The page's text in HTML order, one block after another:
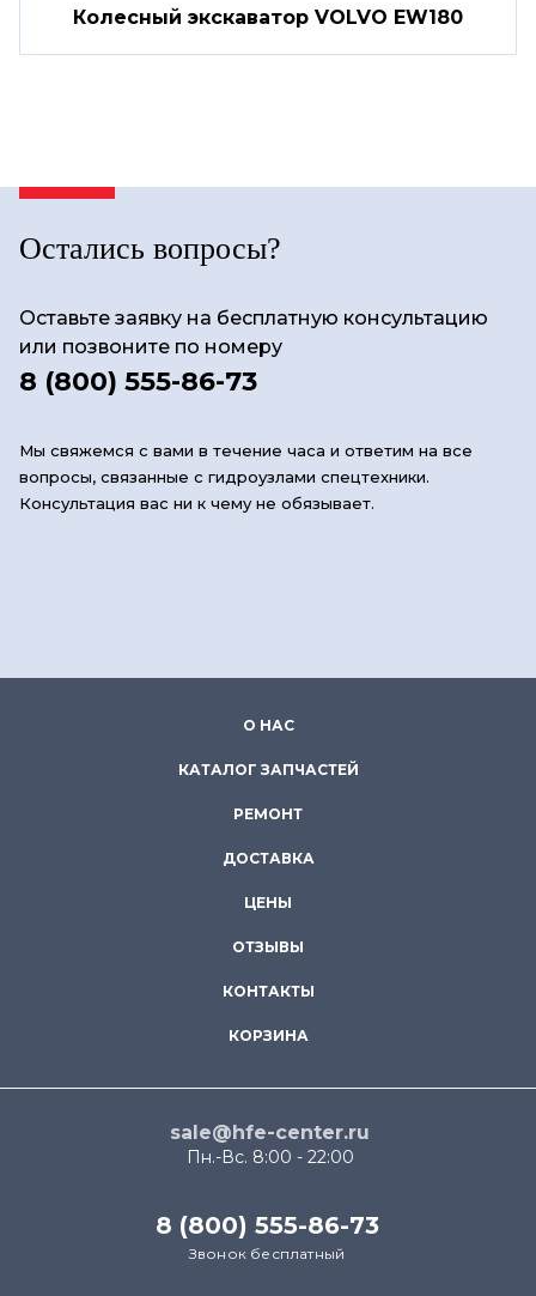
Колесный экскаватор VOLVO EW180
Остались вопросы?
Оставьте заявку на бесплатную консультацию
или позвоните по номеру
8 (800) 555-86-73
Мы свяжемся с вами в течение часа и ответим на все
вопросы, связанные с гидроузлами спецтехники.
Консультация вас ни к чему не обязывает.
О НАС
КАТАЛОГ ЗАПЧАСТЕЙ
РЕМОНТ
ДОСТАВКА
ЦЕНЫ
ОТЗЫВЫ
КОНТАКТЫ
КОРЗИНА
sale@hfe-center.ru
Пн.-Вс. 8:00 - 22:00
8 (800) 555-86-73
Звонок бесплатный